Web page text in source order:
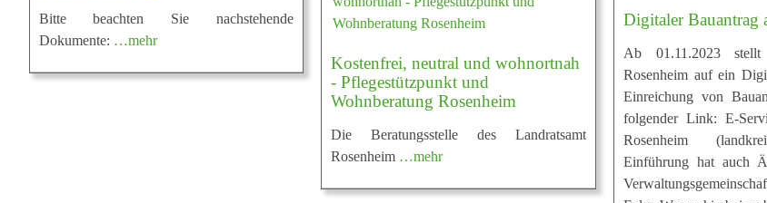
Bitte beachten Sie nachstehende
Dokumente: …mehr
Kostenfrei, neutral und wohnortnah
- Pflegestützpunkt und
Wohnberatung Rosenheim
Die Beratungsstelle des Landratsamt
Rosenheim …mehr
Digitaler Bauantrag
Ab 01.11.2023 stellt
Rosenheim auf ein
Einreichung von
folgender Link: E-
Rosenheim
Einführung hat auch